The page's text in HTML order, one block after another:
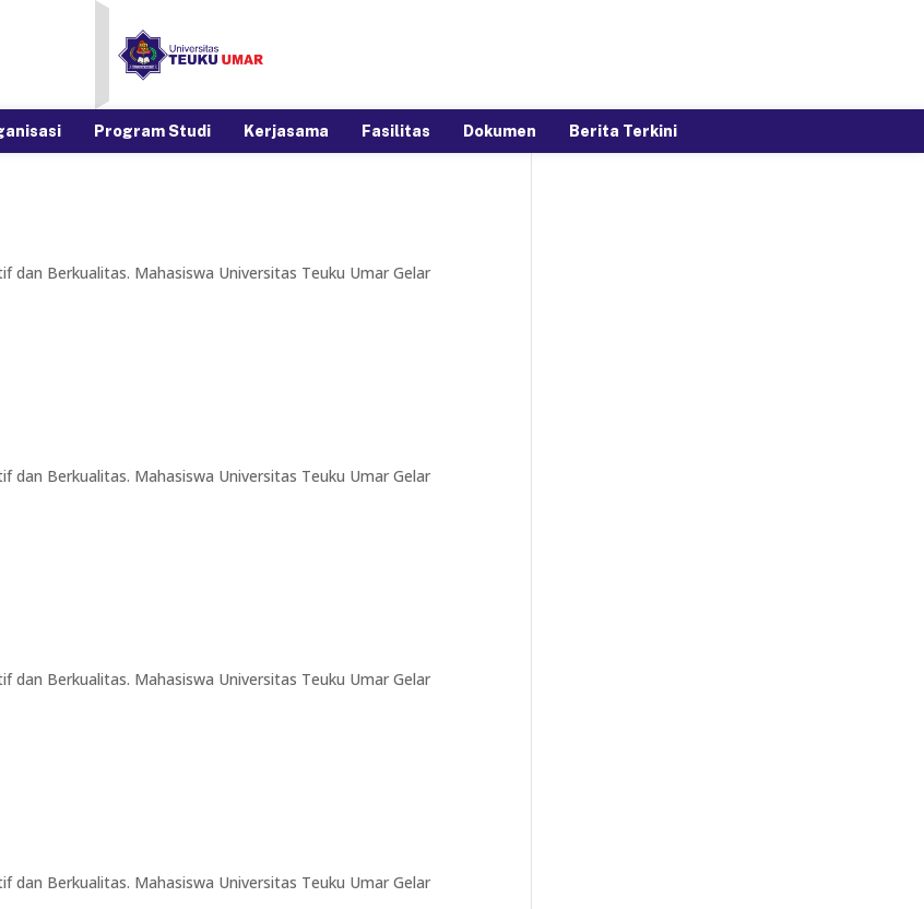
Program Studi Kerjasama Fasilitas Dokumen Berita Terkini
dan Berkualitas. Mahasiswa Universitas Teuku Umar Gelar
dan Berkualitas. Mahasiswa Universitas Teuku Umar Gelar
dan Berkualitas. Mahasiswa Universitas Teuku Umar Gelar
dan Berkualitas. Mahasiswa Universitas Teuku Umar Gelar